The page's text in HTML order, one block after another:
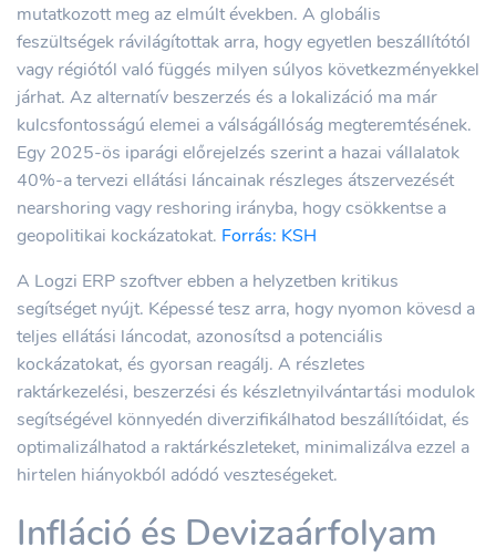
mutatkozott meg az elmúlt években. A globális
feszültségek rávilágítottak arra, hogy egyetlen beszállítótól
vagy régiótól való függés milyen súlyos következményekkel
járhat. Az alternatív beszerzés és a lokalizáció ma már
kulcsfontosságú elemei a válságállóság megteremtésének.
Egy 2025-ös iparági előrejelzés szerint a hazai vállalatok
40%-a tervezi ellátási láncainak részleges átszervezését
nearshoring vagy reshoring irányba, hogy csökkentse a
geopolitikai kockázatokat. Forrás: KSH
A Logzi ERP szoftver ebben a helyzetben kritikus
segítséget nyújt. Képessé tesz arra, hogy nyomon kövesd a
teljes ellátási láncodat, azonosítsd a potenciális
kockázatokat, és gyorsan reagálj. A részletes
raktárkezelési, beszerzési és készletnyilvántartási modulok
segítségével könnyedén diverzifikálhatod beszállítóidat, és
optimalizálhatod a raktárkészleteket, minimalizálva ezzel a
hirtelen hiányokból adódó veszteségeket.
Infláció és Devizaárfolyam